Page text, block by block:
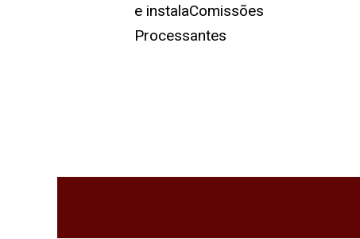
e instalaComissões
Processantes